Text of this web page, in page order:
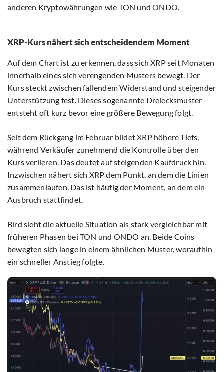
anderen Kryptowährungen wie TON und ONDO.
XRP-Kurs nähert sich entscheidendem Moment
Auf dem Chart ist zu erkennen, dass sich XRP seit Monaten
innerhalb eines sich verengenden Musters bewegt. Der
Kurs steckt zwischen fallendem Widerstand und steigender
Unterstützung fest. Dieses sogenannte Dreiecksmuster
entsteht oft kurz bevor eine größere Bewegung folgt.
Seit dem Rückgang im Februar bildet XRP höhere Tiefs,
während Verkäufer zunehmend die Kontrolle über den
Kurs verlieren. Das deutet auf steigenden Kaufdruck hin.
Inzwischen nähert sich XRP dem Punkt, an dem die Linien
zusammenlaufen. Das ist häufig der Moment, an dem ein
Ausbruch stattfindet.
Bird sieht die aktuelle Situation als stark vergleichbar mit
früheren Phasen bei TON und ONDO an. Beide Coins
bewegten sich lange in einem ähnlichen Muster, woraufhin
ein schneller Anstieg folgte.